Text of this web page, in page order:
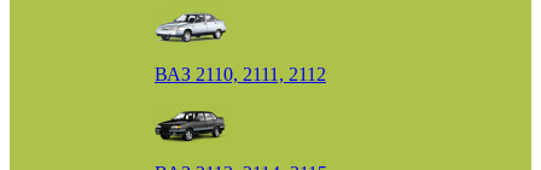
ВАЗ 2110, 2111, 2112